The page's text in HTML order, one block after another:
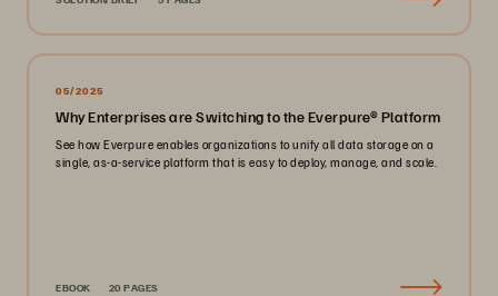
05/2025
Why Enterprises are Switching to the Everpure® Platform
See how Everpure enables organizations to unify all data storage on a
single, as-a-service platform that is easy to deploy, manage, and scale.
EBOOK 20 PAGES